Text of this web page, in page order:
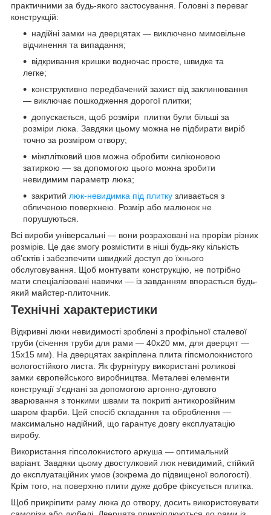
практичними за будь-якого застосування. Головні з переваг
конструкцій:
надійні замки на дверцятах — виключено мимовільне
відчинення та випадання;
відкривання кришки водночас просте, швидке та
легке;
конструктивно передбачений захист від заклинювання
— виключає пошкодження дорогої плитки;
допускається, щоб розміри плитки були більші за
розміри люка. Завдяки цьому можна не підбирати виріб
точно за розміром отвору;
міжплітковий шов можна обробити силіконовою
затиркою — за допомогою цього можна зробити
невидимим параметр люка;
закритий люк-невидимка під плитку зливається з
обличеною поверхнею. Розмір або малюнок не
порушуються.
Всі вироби універсальні — вони розраховані на прорізи різних
розмірів. Це дає змогу розмістити в ніші будь-яку кількість
об'єктів і забезпечити швидкий доступ до їхнього
обслуговування. Щоб монтувати конструкцію, не потрібно
мати спеціалізовані навички — із завданням впорається будь-
який майстер-плиточник.
Технічні характеристики
Відкривні люки невидимості зроблені з профільної сталевої
труби (січення труби для рами — 40х20 мм, для дверцят —
15х15 мм). На дверцятах закріплена плита гіпсмолокнистого
вологостійкого листа. Як фурнітуру використані роликові
замки європейського виробництва. Металеві елементи
конструкції з'єднані за допомогою аргонно-дугового
зварювання з тонкими швами та покриті антикорозійним
шаром фарби. Цей спосіб складання та оброблення —
максимально надійний, що гарантує довгу експлуатацію
виробу.
Використання гіпсолокнистого аркуша — оптимальний
варіант. Завдяки цьому двостулковий люк невидимий, стійкий
до експлуатаційних умов (зокрема до підвищеної вологості).
Крім того, на поверхню плити дуже добре фіксується плитка.
Щоб прикріпити раму люка до отвору, досить використовувати